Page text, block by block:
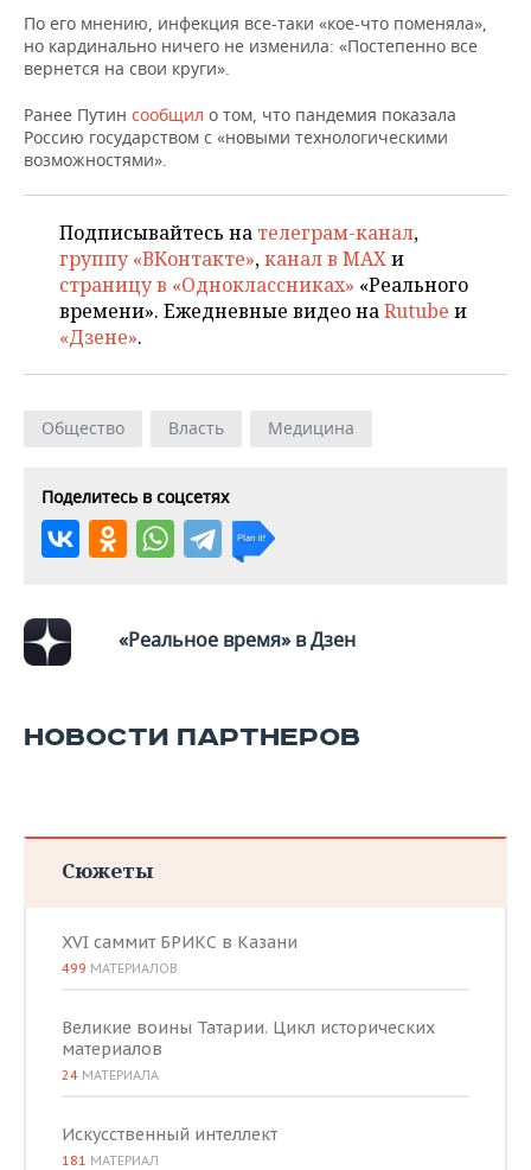
НЕФТЬ
ОПК
ЭНЕРГЕТИКА
РОЗНИЧНАЯ ТОРГОВЛЯ
ТРАНСПОРТ
УСЛУГИ
НОВОСТИ ТЕХНОЛОГИЙ
IT
МЕДИА
МЕРОПРИЯТИЯ
НОВОСТИ МЕРОПРИЯТИЙ
ВЫЕЗДНАЯ РЕДАКЦИЯ
ONLINE-КОНФЕРЕНЦИИ
ОТКРЫТАЯ ЛЕКЦИЯ
СПОРТ
НОВОСТИ СПОРТА
ХОККЕЙ
БАСКЕТБОЛ
ВОЛЕЙБОЛ
ВОДНЫЕ ВИДЫ СПОРТА
ХОККЕЙ С МЯЧОМ
ОБЩЕСТВО
ВЛАСТЬ
ИНФРАСТРУКТУРА
ИСТОРИЯ
ОБРАЗОВАНИЕ
ПРОИСШЕСТВИЯ
СЮЖЕТЫ
СПРАВОЧНИК
СПИСОК ПЕРСОН
ПОЛНАЯ ВЕРСИЯ
По его мнению, инфекция все-таки «кое-что поменяла»,
но кардинально ничего не изменила: «Постепенно все
вернется на свои круги».
Ранее Путин сообщил о том, что пандемия показала
Россию государством с «новыми технологическими
возможностями».
Подписывайтесь на телеграм-канал,
группу «ВКонтакте»,канал в MAXи
страницу в «Одноклассниках» «Реального
времени». Ежедневные видео наRutube и
«Дзене».
Общество Власть Медицина
Поделитесь в соцсетях
«Реальное время» в Дзен
НОВОСТИ ПАРТНЕРОВ
Сюжеты
XVI саммит БРИКС в Казани
499 МАТЕРИАЛОВ
Великие воины Татарии. Цикл исторических
материалов
24 МАТЕРИАЛА
Искусственный интеллект
181 МАТЕРИАЛ